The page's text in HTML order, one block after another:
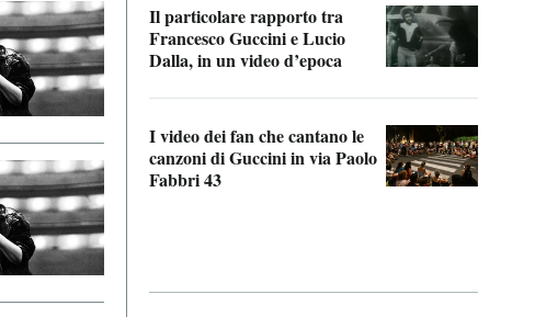
Il particolare rapporto tra
Francesco Guccini e Lucio
Dalla, in un video d’epoca
I video dei fan che cantano le
canzoni di Guccini in via Paolo
Fabbri 43